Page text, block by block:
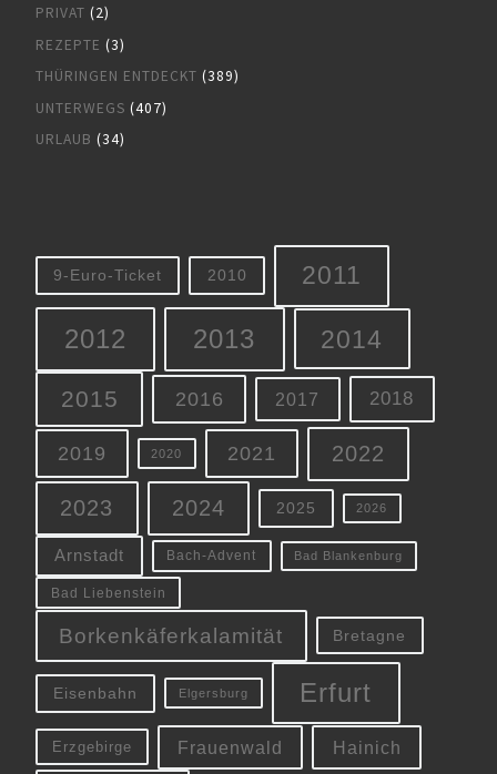
PRIVAT (2)
REZEPTE (3)
THÜRINGEN ENTDECKT (389)
UNTERWEGS (407)
URLAUB (34)
9-Euro-Ticket 2010 2011
2012 2013 2014
2015 2016 2017 2018
2019 2020 2021 2022
2023 2024 2025 2026
Arnstadt Bach-Advent Bad Blankenburg
Bad Liebenstein
Borkenkäferkalamität Bretagne
Eisenbahn Elgersburg Erfurt
Erzgebirge Frauenwald Hainich